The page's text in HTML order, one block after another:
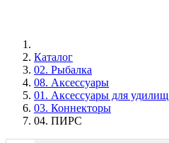
Каталог
02. Рыбалка
08. Аксессуары
01. Аксессуары для удилищ
03. Коннекторы
04. ПИРС